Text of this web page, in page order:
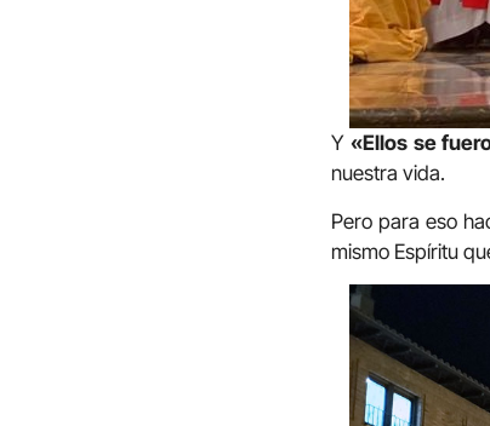
Y«Ellos se
nuestra vida.
Pero para eso
mismo Espíritu